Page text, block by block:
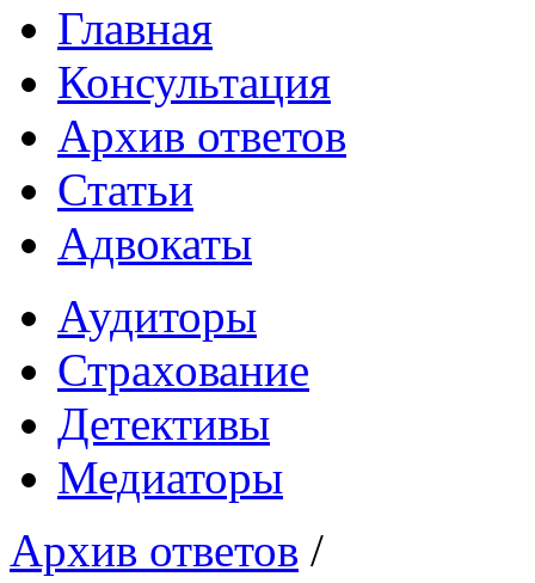
Главная
Консультация
Архив ответов
Статьи
Адвокаты
Аудиторы
Страхование
Детективы
Медиаторы
Архив ответов /